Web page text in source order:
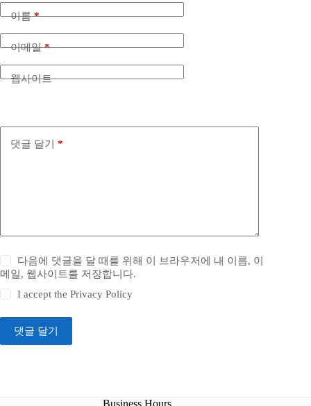
이름*
이메일*
웹사이트
댓글 달기 *
다음에 댓글을 달 때를 위해 이 브라우저에 내 이름, 이
메일, 웹사이트를 저장합니다.
I accept thePrivacy Policy
댓글 달기
Business Hours